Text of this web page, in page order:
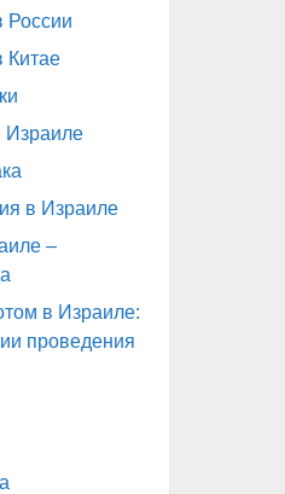
России
Китае
Израиле
в Израиле
–
в Израиле:
проведения